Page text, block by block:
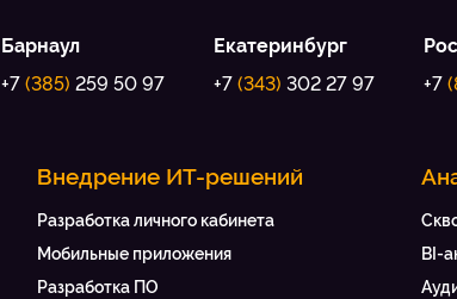
Барнаул
+7 (385) 259 50 97
Екатеринбург
+7 (343) 302 27 97
+7
Внедрение ИТ-решений
Разработка личного кабинета
Мобильные приложения
Разработка ПО
BI-